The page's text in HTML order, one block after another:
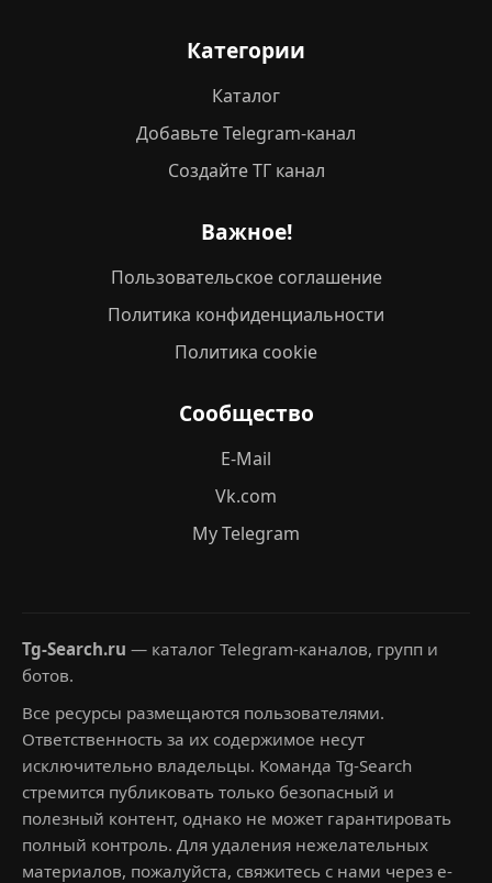
Категории
Каталог
Добавьте Telegram-канал
Создайте ТГ канал
Важное!
Пользовательское соглашение
Политика конфиденциальности
Политика cookie
Сообщество
E-Mail
Vk.com
My Telegram
Tg-Search.ru — каталог Telegram-каналов, групп и
ботов.
Все ресурсы размещаются пользователями.
Ответственность за их содержимое несут
исключительно владельцы. Команда Tg-Search
стремится публиковать только безопасный и
полезный контент, однако не может гарантировать
полный контроль. Для удаления нежелательных
материалов, пожалуйста, свяжитесь с нами через e-